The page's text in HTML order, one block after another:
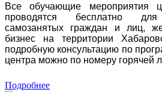
Все обучающие мероприятия
проводятся бесплатно для
самозанятых граждан и лиц,
бизнес на территории
подробную консультацию по
центра можно по номеру горячей
Подробнее